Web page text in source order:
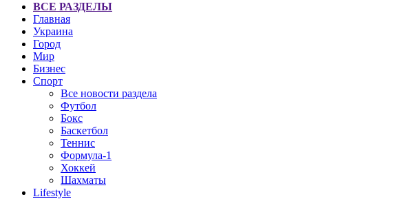
ВСЕ РАЗДЕЛЫ
Главная
Украина
Город
Мир
Бизнес
Спорт
Все новости раздела
Футбол
Бокс
Баскетбол
Теннис
Формула-1
Хоккей
Шахматы
Lifestyle